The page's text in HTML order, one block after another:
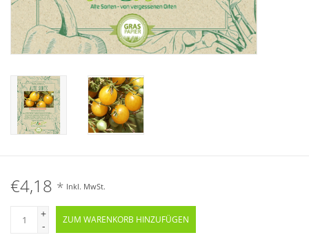
€4,18 * Inkl. MwSt.
+
-
ZUM WARENKORB HINZUFÜGEN